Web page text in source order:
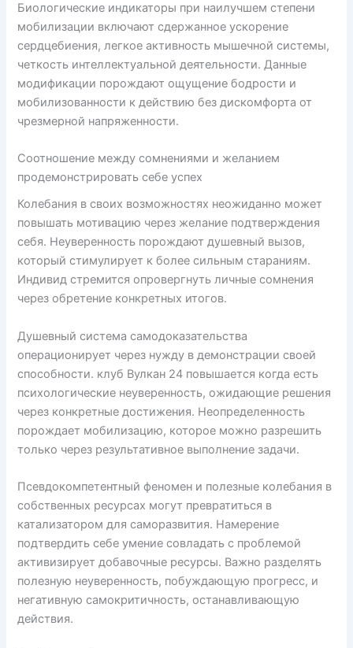
Биологические индикаторы при наилучшем степени
мобилизации включают сдержанное ускорение
сердцебиения, легкое активность мышечной системы,
четкость интеллектуальной деятельности. Данные
модификации порождают ощущение бодрости и
мобилизованности к действию без дискомфорта от
чрезмерной напряженности.
Соотношение между сомнениями и желанием
продемонстрировать себе успех
Колебания в своих возможностях неожиданно может
повышать мотивацию через желание подтверждения
себя. Неуверенность порождают душевный вызов,
который стимулирует к более сильным стараниям.
Индивид стремится опровергнуть личные сомнения
через обретение конкретных итогов.
Душевный система самодоказательства
операционирует через нужду в демонстрации своей
способности. клуб Вулкан 24 повышается когда есть
психологические неуверенность, ожидающие решения
через конкретные достижения. Неопределенность
порождает мобилизацию, которое можно разрешить
только через результативное выполнение задачи.
Псевдокомпетентный феномен и полезные колебания в
собственных ресурсах могут превратиться в
катализатором для саморазвития. Намерение
подтвердить себе умение совладать с проблемой
активизирует добавочные ресурсы. Важно разделять
полезную неуверенность, побуждающую прогресс, и
негативную самокритичность, останавливающую
действия.